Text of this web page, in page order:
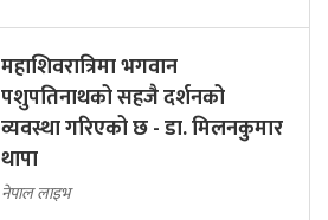
महाशिवरात्रिमा भगवान
पशुपतिनाथको सहजै दर्शनको
व्यवस्था गरिएको छ - डा. मिलनकुमार
थापा
नेपाल लाइभ